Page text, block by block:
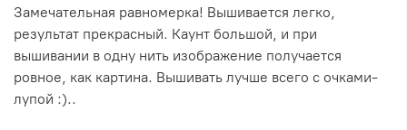
Замечательная равномерка! Вышивается легко,
результат прекрасный. Каунт большой, и при
вышивании в одну нить изображение получается
ровное, как картина. Вышивать лучше всего с очками-
лупой :)..